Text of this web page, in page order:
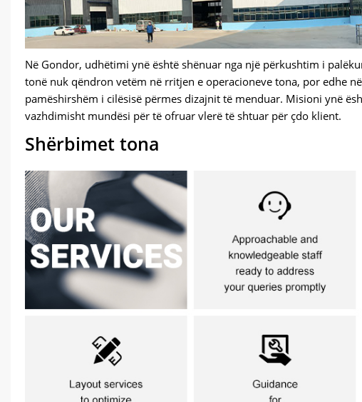
Në Gondor, udhëtimi ynë është shënuar nga një përkushtim i
tonë nuk qëndron vetëm në rritjen e operacioneve tona, por edhe
pamëshirshëm i cilësisë përmes dizajnit të menduar. Misioni ynë
vazhdimisht mundësi për të ofruar vlerë të shtuar për çdo klient.
Shërbimet tona